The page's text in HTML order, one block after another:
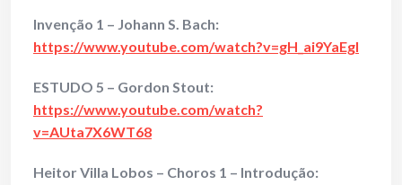
Invenção 1 – Johann S. Bach:
https://www.youtube.com/watch?v=gH_ai9YaEgI
ESTUDO 5 – Gordon Stout:
https://www.youtube.com/watch?
v=AUta7X6WT68
Heitor Villa Lobos – Choros 1 – Introdução: